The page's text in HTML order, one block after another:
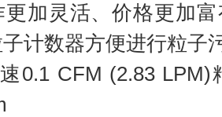
加灵活、价格更加
计数器方便进行粒子
0.1 CFM (2.83 LPM)